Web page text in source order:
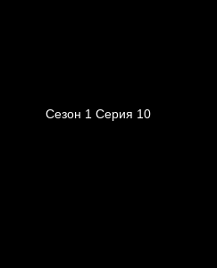
Сезон 1 Серия 10